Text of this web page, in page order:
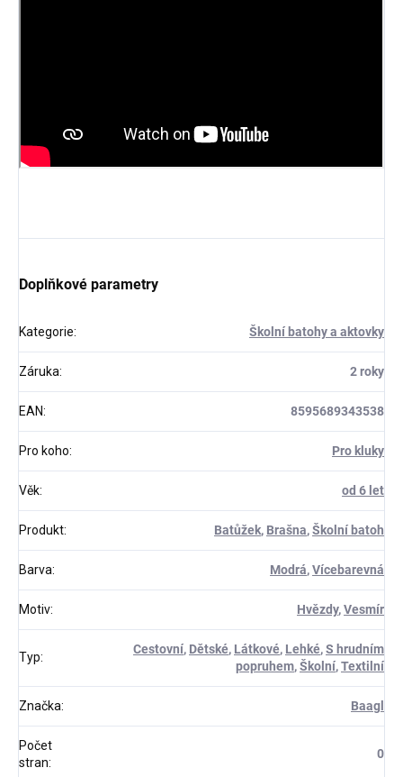
Doplňkové parametry
Kategorie: Školní batohy a aktovky
Záruka: 2 roky
EAN: 8595689343538
Pro koho: Pro kluky
Věk: od 6 let
Produkt: Batůžek, Brašna,Školní batoh
Barva: Modrá,Vícebarevná
Motiv: Hvězdy,Vesmír
Typ:
Cestovní, Dětské, Látkové, Lehké,S hrudním
popruhem,Školní,Textilní
Značka: Baagl
Počet
stran:
0